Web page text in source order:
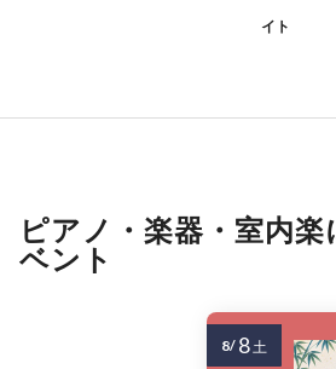
イト
ピアノ・楽器・室内楽
ベント
8/ 8土